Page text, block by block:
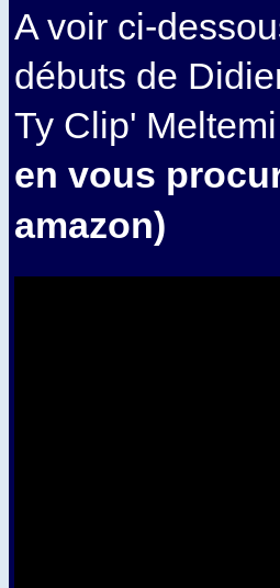
A voir ci-
débuts de
Ty Clip' Meltemi
en vous
amazon)